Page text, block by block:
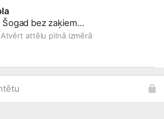
Šogad bez zaķiem...
Atvērt attēlu pilnā izmērā